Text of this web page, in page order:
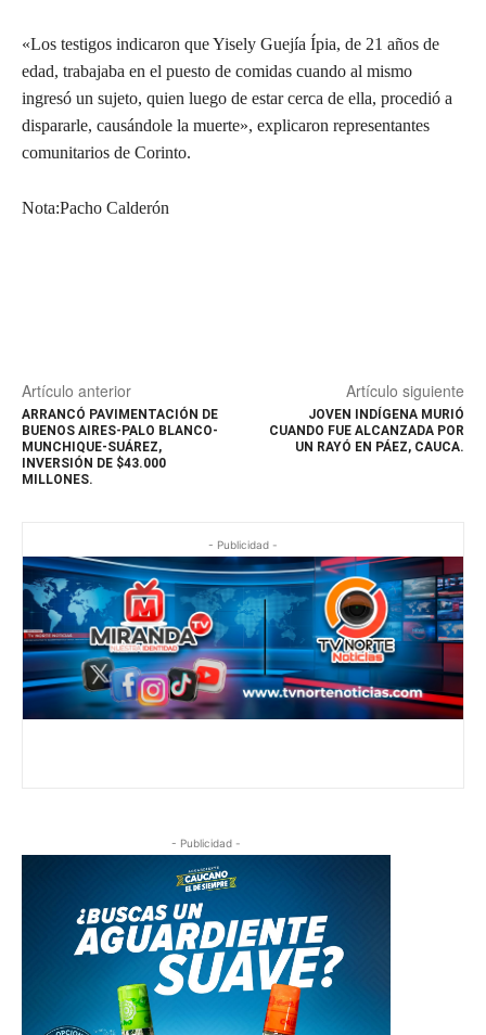
«Los testigos indicaron que Yisely Guejía Ípia, de 21 años de
edad, trabajaba en el puesto de comidas cuando al mismo
ingresó un sujeto, quien luego de estar cerca de ella, procedió a
dispararle, causándole la muerte», explicaron representantes
comunitarios de Corinto.
Nota:Pacho Calderón
Artículo anterior
ARRANCÓ PAVIMENTACIÓN DE
BUENOS AIRES-PALO BLANCO-
MUNCHIQUE-SUÁREZ,
INVERSIÓN DE $43.000
MILLONES.
Artículo siguiente
JOVEN INDÍGENA MURIÓ
CUANDO FUE ALCANZADA POR
UN RAYÓ EN PÁEZ, CAUCA.
- Publicidad -
- Publicidad -